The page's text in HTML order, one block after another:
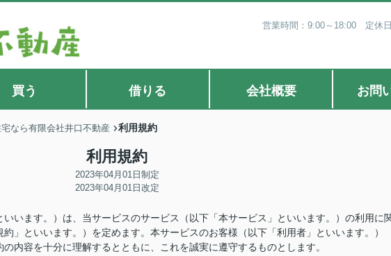
営業時間：9:00～18:00 定休
買う 借りる 会社概要 お問
なら有限会社井口不動産 利用規約
利用規約
2023年04月01日制定
2023年04月01日改定
います。）は、当サービスのサービス（以下「本サービス」といいます。）の利用に
」といいます。）を定めます。本サービスのお客様（以下「利用者」といいます。）
内容を十分に理解するとともに、これを誠実に遵守するものとします。